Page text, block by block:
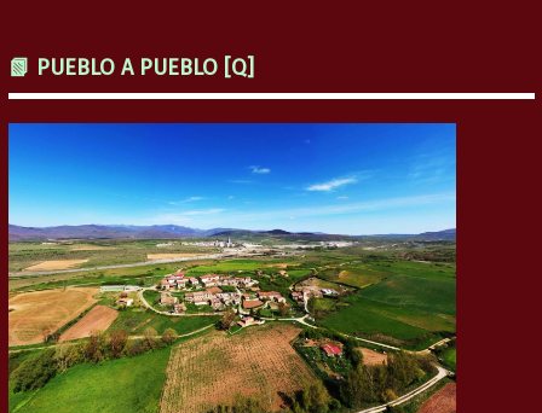
📗 PUEBLO A PUEBLO [Q]